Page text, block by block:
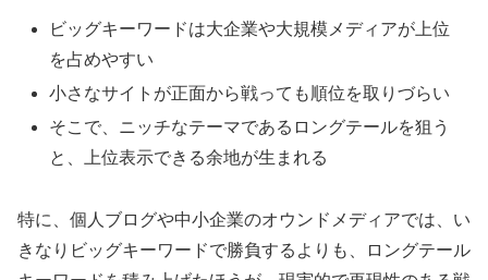
ビッグキーワードは大企業や大規模メディアが上位
を占めやすい
小さなサイトが正面から戦っても順位を取りづらい
そこで、ニッチなテーマであるロングテールを狙う
と、上位表示できる余地が生まれる
特に、個人ブログや中小企業のオウンドメディアでは、い
きなりビッグキーワードで勝負するよりも、ロングテール